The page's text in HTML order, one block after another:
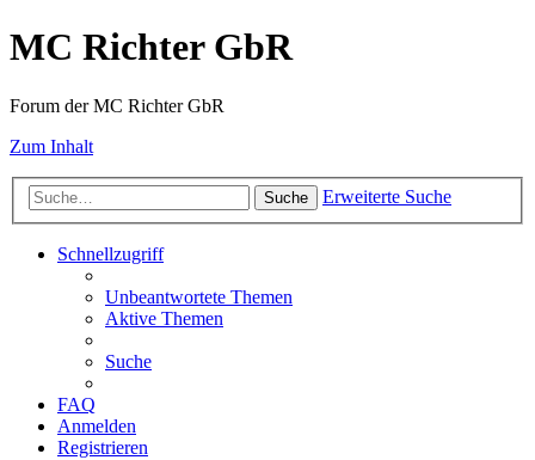
MC Richter GbR
Forum der MC Richter GbR
Zum Inhalt
Suche Erweiterte Suche
Schnellzugriff
Unbeantwortete Themen
Aktive Themen
Suche
FAQ
Anmelden
Registrieren